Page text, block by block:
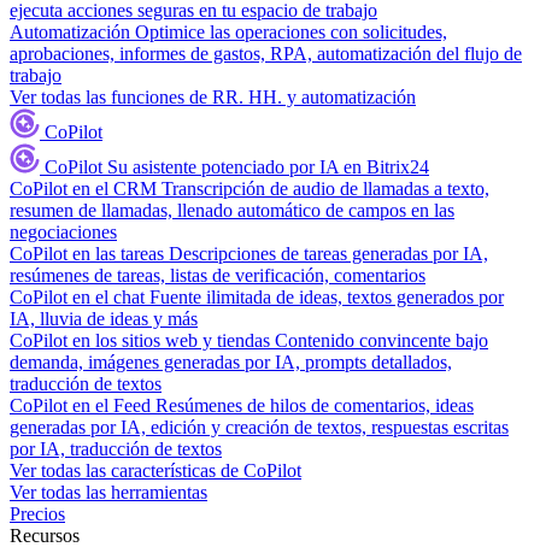
ejecuta acciones seguras en tu espacio de trabajo
Automatización Optimice las operaciones con solicitudes,
aprobaciones, informes de gastos, RPA, automatización del flujo de
trabajo
Ver todas las funciones de RR. HH. y automatización
CoPilot
CoPilot Su asistente potenciado por IA en Bitrix24
CoPilot en el CRM Transcripción de audio de llamadas a texto,
resumen de llamadas, llenado automático de campos en las
negociaciones
CoPilot en las tareas Descripciones de tareas generadas por IA,
resúmenes de tareas, listas de verificación, comentarios
CoPilot en el chat Fuente ilimitada de ideas, textos generados por
IA, lluvia de ideas y más
CoPilot en los sitios web y tiendas Contenido convincente bajo
demanda, imágenes generadas por IA, prompts detallados,
traducción de textos
CoPilot en el Feed Resúmenes de hilos de comentarios, ideas
generadas por IA, edición y creación de textos, respuestas escritas
por IA, traducción de textos
Ver todas las características de CoPilot
Ver todas las herramientas
Precios
Recursos